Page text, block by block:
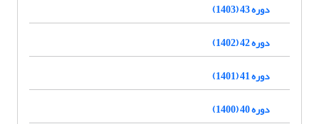
دوره 43 (1403)
دوره 42 (1402)
دوره 41 (1401)
دوره 40 (1400)